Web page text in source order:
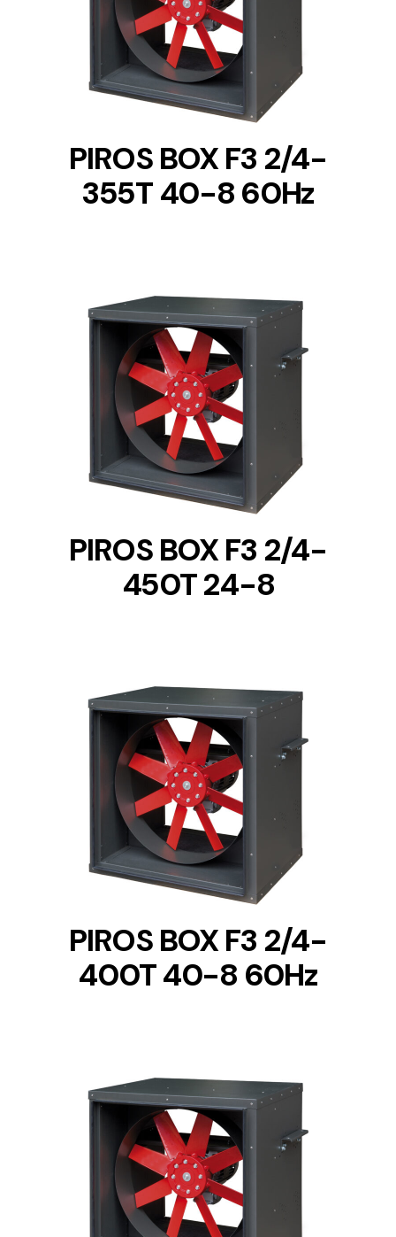
DETAILS
PIROS BOX F3 2/4-
355T 40-8 60Hz
DETAILS
PIROS BOX F3 2/4-
450T 24-8
DETAILS
PIROS BOX F3 2/4-
400T 40-8 60Hz
DETAILS